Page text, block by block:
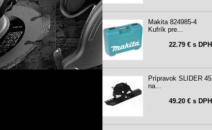
Makita 824985-4
Kufrík pre...
22.79 € s DPH
Prípravok SLIDER 45
na...
49.20 € s DPH